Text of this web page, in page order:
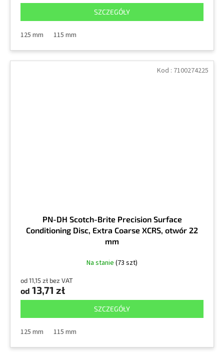
SZCZEGÓŁY
125 mm 115 mm
PN-DH Scotch-Brite Precision Surface
Conditioning Disc, Extra Coarse XCRS, otwór 22
mm
Na stanie (73 szt)
od 11,15 zł bez VAT
od 13,71 zł
SZCZEGÓŁY
125 mm 115 mm
Kod : 7100274225